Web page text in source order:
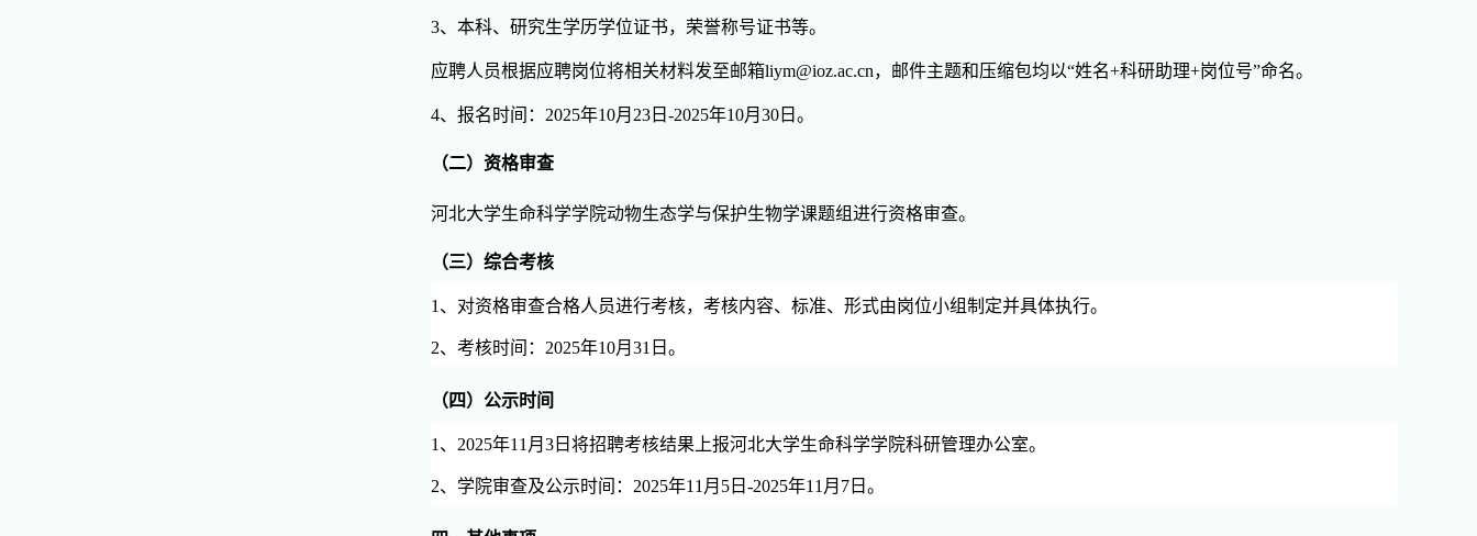
3、本科、研究生学历学位证书，荣誉称号证书等。
应聘人员根据应聘岗位将相关材料发至邮箱liym@ioz.ac.cn，邮件主题和压缩包均以“姓名+科研助理+岗位号”命名。
4、报名时间： 2025年10月 23 日 -2025年10月 30 日。
（二）资格审查
河北大学生命科学学院动物生态学与保护生物学课题组进行资格审查。
（三）综合考核
1、对资格审查合格人员进行考核，考核内容、标准、形式由岗位小组制定并具体执行。
2、考核时间：2025年10月31日。
（四）公示时间
1、2025年11月3日将招聘考核结果上报河北大学生命科学学院科研管理办公室。
2、学院审查及公示时间：2025年11月5日-2025年11月7日。